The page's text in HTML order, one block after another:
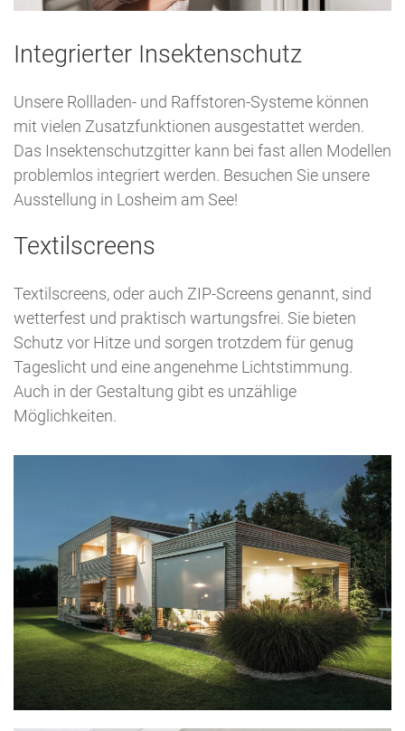
Integrierter Insektenschutz
Unsere Rollladen- und Raffstoren-Systeme können
mit vielen Zusatzfunktionen ausgestattet werden.
Das Insektenschutzgitter kann bei fast allen Modellen
problemlos integriert werden. Besuchen Sie unsere
Ausstellung in Losheim am See!
Textilscreens
Textilscreens, oder auch ZIP-Screens genannt, sind
wetterfest und praktisch wartungsfrei. Sie bieten
Schutz vor Hitze und sorgen trotzdem für genug
Tageslicht und eine angenehme Lichtstimmung.
Auch in der Gestaltung gibt es unzählige
Möglichkeiten.